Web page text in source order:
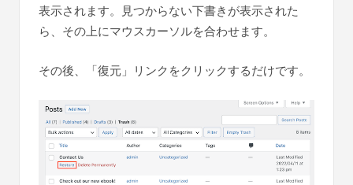
表示されます。見つからない下書きが表示された
ら、その上にマウスカーソルを合わせます。
その後、「復元」リンクをクリックするだけです。